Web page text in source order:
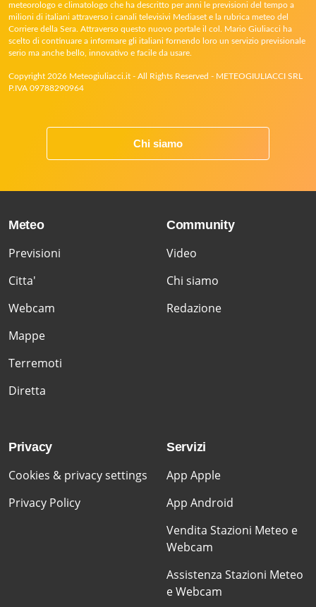
meteorologo e climatologo che ha descritto per anni le previsioni del tempo a
milioni di italiani attraverso i canali televisivi Mediaset e la rubrica meteo del
Corriere della Sera. Attraverso questo nuovo portale il col. Mario Giuliacci ha
scelto di continuare a informare gli italiani fornendo loro un servizio previsionale
serio ma anche bello, innovativo e facile da usare.
Copyright 2026 Meteogiuliacci.it - All Rights Reserved - METEOGIULIACCI SRL
P.IVA 09788290964
Chi siamo
Meteo
Previsioni
Citta'
Webcam
Mappe
Terremoti
Diretta
Community
Video
Chi siamo
Redazione
Privacy
Cookies & privacy settings
Privacy Policy
Servizi
App Apple
App Android
Vendita Stazioni Meteo e
Webcam
Assistenza Stazioni Meteo
e Webcam